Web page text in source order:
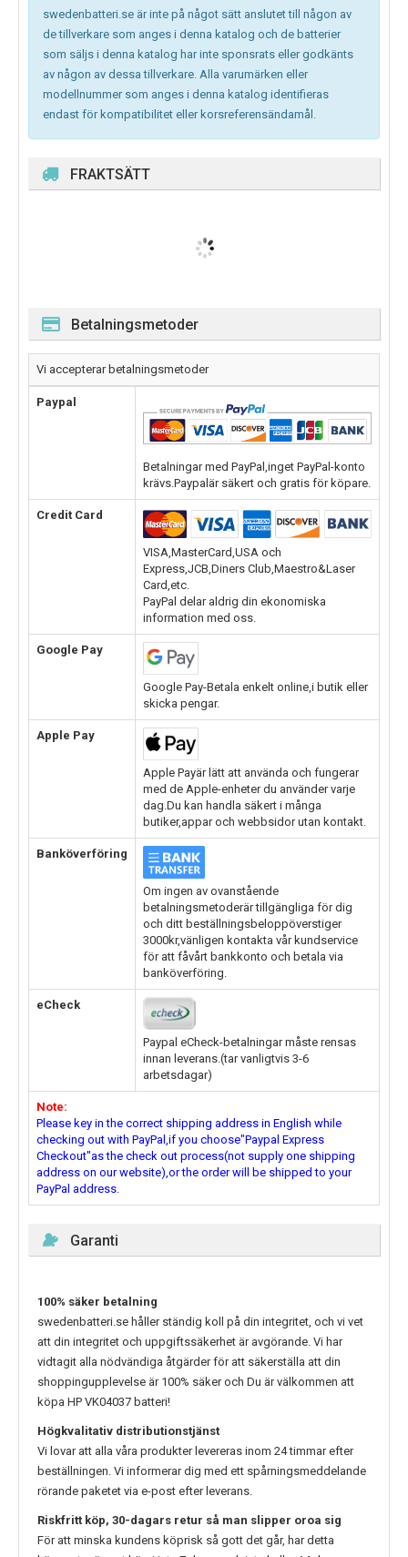
swedenbatteri.se är inte på något sätt anslutet till någon av
de tillverkare som anges i denna katalog och de batterier
som säljs i denna katalog har inte sponsrats eller godkänts
av någon av dessa tillverkare. Alla varumärken eller
modellnummer som anges i denna katalog identifieras
endast för kompatibilitet eller korsreferensändamål.
FRAKTSÄTT
Betalningsmetoder
Vi accepterar betalningsmetoder
Paypal
Betalningar med PayPal,inget PayPal-konto
krävs.Paypalär säkert och gratis för köpare.
Credit Card
VISA,MasterCard,USA och
Express,JCB,Diners Club,Maestro&Laser
Card,etc.
PayPal delar aldrig din ekonomiska
information med oss.
Google Pay
Google Pay-Betala enkelt online,i butik eller
skicka pengar.
Apple Pay
Apple Payär lätt att använda och fungerar
med de Apple-enheter du använder varje
dag.Du kan handla säkert i många
butiker,appar och webbsidor utan kontakt.
Banköverföring
Om ingen av ovanstående
betalningsmetoderär tillgängliga för dig
och ditt beställningsbeloppöverstiger
3000kr,vänligen kontakta vår kundservice
för att fåvårt bankkonto och betala via
banköverföring.
eCheck
Paypal eCheck-betalningar måste rensas
innan leverans.(tar vanligtvis 3-6
arbetsdagar)
Note:
Please key in the correct shipping address in English while
checking out with PayPal,if you choose"Paypal Express
Checkout"as the check out process(not supply one shipping
address on our website),or the order will be shipped to your
PayPal address.
Garanti
100% säker betalning
swedenbatteri.se håller ständig koll på din integritet, och vi vet
att din integritet och uppgiftssäkerhet är avgörande. Vi har
vidtagit alla nödvändiga åtgärder för att säkerställa att din
shoppingupplevelse är 100% säker och Du är välkommen att
köpa HP VK04037 batteri!
Högkvalitativ distributionstjänst
Vi lovar att alla våra produkter levereras inom 24 timmar efter
beställningen. Vi informerar dig med ett spårningsmeddelande
rörande paketet via e-post efter leverans.
Riskfritt köp, 30-dagars retur så man slipper oroa sig
För att minska kundens köprisk så gott det går, har detta